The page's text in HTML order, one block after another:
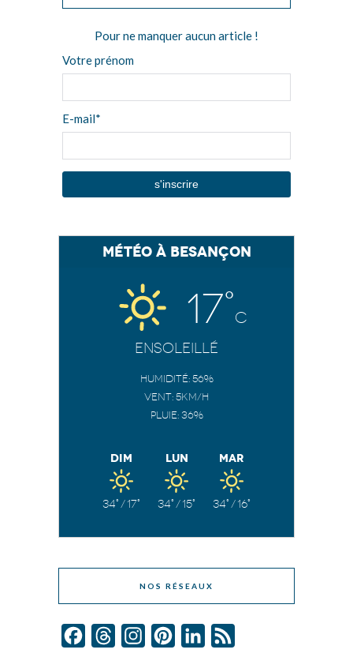
Pour ne manquer aucun article !
Votre prénom
E-mail*
Météo à Besançon
17°C
Ensoleillé
Humidité: 56%
Vent: 5Km/h
Pluie: 36%
Dim
34°/17°
Lun
34°/15°
Mar
34°/16°
NOS RÉSEAUX
FacebookThreadsInstagramPinterestLinkedIn